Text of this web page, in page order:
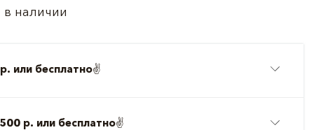
в наличии
или бесплатно✌️
р. или бесплатно✌️